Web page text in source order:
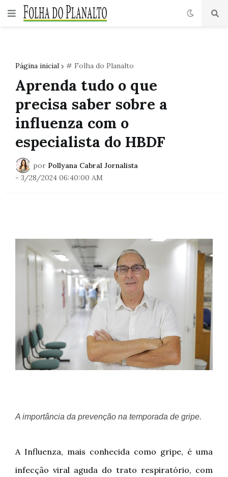
Página inicial # Folha do Planalto
Aprenda tudo o que
precisa saber sobre a
influenza com o
especialista do HBDF
por Pollyana Cabral Jornalista
- 3/28/2024 06:40:00 AM
A importância da prevenção na temporada de gripe.
A Influenza, mais conhecida como gripe, é uma
infecção viral aguda do trato respiratório, com